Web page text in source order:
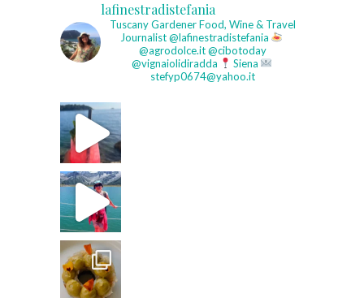
lafinestradistefania
Tuscany GardenerFood, Wine & Travel
Journalist@lafinestradistefania
@agrodolce.it @cibotoday
@vignaiolidiradda
Siena
stefyp0674@yahoo.it